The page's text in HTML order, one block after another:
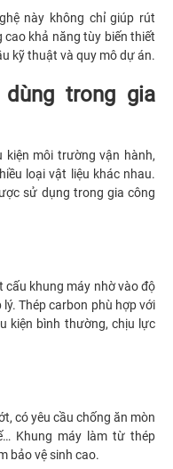
này không chỉ giúp rút
khả năng tùy biến thiết
kỹ thuật và quy mô dự án.
trong gia
kiện môi trường vận hành,
loại vật liệu khác nhau.
sử dụng trong gia công
cấu khung máy nhờ vào độ
Thép carbon phù hợp với
kiện bình thường, chịu lực
có yêu cầu chống ăn mòn
Khung máy làm từ thép
bảo vệ sinh cao.